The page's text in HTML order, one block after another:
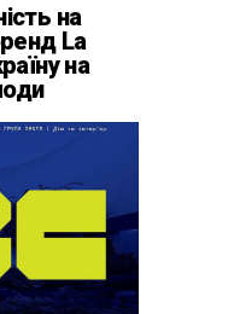
на
La
на